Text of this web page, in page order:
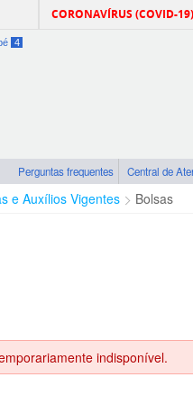
CORONAVÍRUS (COVID-19)
4
Perguntas frequentes Central de
e Auxílios Vigentes Bolsas
indisponível.